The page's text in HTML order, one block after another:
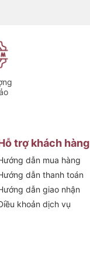
trợ khách hàng
dẫn mua hàng
dẫn thanh toán
dẫn giao nhận
khoản dịch vụ